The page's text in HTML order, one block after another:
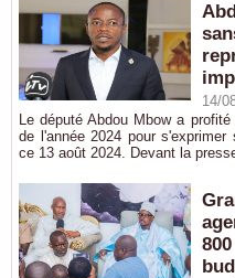
14/
Le député Abdou Mbow a
de l'année 2024 pour
ce 13 août 2024. Devant la